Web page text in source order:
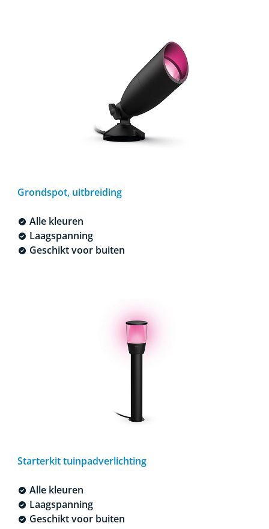
Grondspot, uitbreiding
Alle kleuren
Laagspanning
Geschikt voor buiten
Starterkit tuinpadverlichting
Alle kleuren
Laagspanning
Geschikt voor buiten